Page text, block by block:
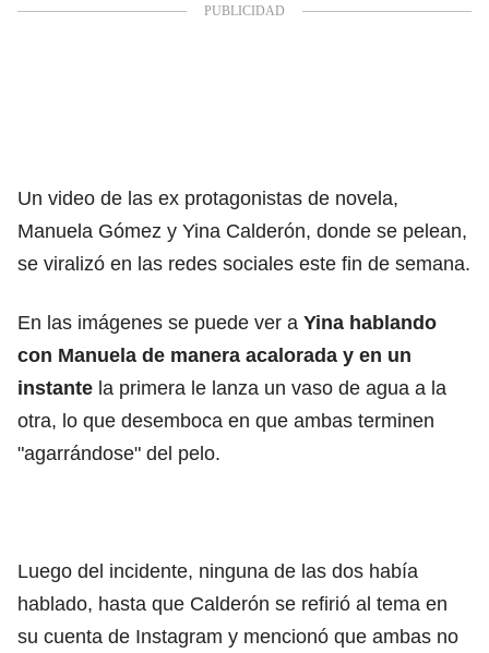
Un video de las ex protagonistas de novela,
Manuela Gómez y Yina Calderón, donde se pelean,
se viralizó en las redes sociales este fin de semana.
En las imágenes se puede ver a Yina hablando
con Manuela de manera acalorada y en un
instante la primera le lanza un vaso de agua a la
otra, lo que desemboca en que ambas terminen
"agarrándose" del pelo.
Luego del incidente, ninguna de las dos había
hablado, hasta que Calderón se refirió al tema en
su cuenta de Instagram y mencionó que ambas no